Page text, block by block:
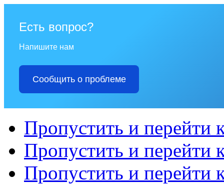
Есть вопрос?
Напишите нам
Сообщить о проблеме
Пропустить и перейти
Пропустить и перейти
Пропустить и перейти